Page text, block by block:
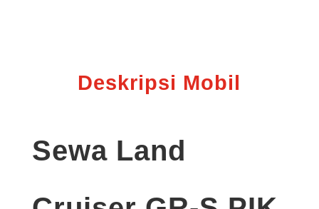
Deskripsi Mobil
Sewa Land